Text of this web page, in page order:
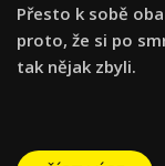
Přesto k sobě
proto, že si po
tak nějak zbyli.